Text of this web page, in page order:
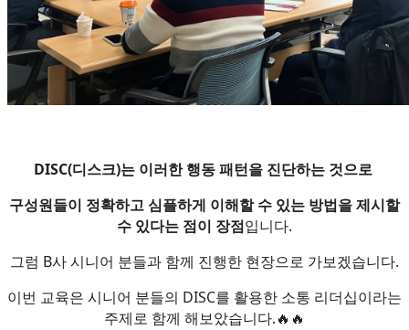
DISC(디스크)는 이러한 행동 패턴을 진단하는 것으로
구성원들이 정확하고 심플하게 이해할 수 있는 방법을 제시할
수 있다는 점이 장점입니다.
그럼 B사 시니어 분들과 함께 진행한 현장으로 가보겠습니다.
이번 교육은 시니어 분들의 DISC를 활용한 소통 리더십이라는
주제로 함께 해보았습니다.🔥🔥